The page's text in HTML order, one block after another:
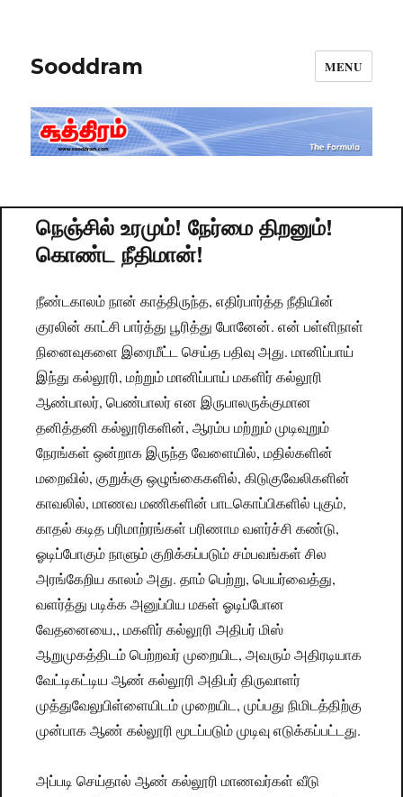
Sooddram MENU
நெஞ்சில் உரமும்! நேர்மை திறனும்!
கொண்ட நீதிமான்!
நீண்டகாலம் நான் காத்திருந்த, எதிர்பார்த்த நீதியின்
குரலின் காட்சி பார்த்து பூரித்து போனேன். என் பள்ளிநாள்
நினைவுகளை இரைமீட்ட செய்த பதிவு அது. மானிப்பாய்
இந்து கல்லூரி, மற்றும் மானிப்பாய் மகளிர் கல்லூரி
ஆண்பாலர், பெண்பாலர் என இருபாலருக்குமான
தனித்தனி கல்லூரிகளின், ஆரம்ப மற்றும் முடிவுறும்
நேரங்கள் ஒன்றாக இருந்த வேளையில், மதில்களின்
மறைவில், குறுக்கு ஒழுங்கைகளில், கிடுகுவேலிகளின்
காவலில், மாணவ மணிகளின் பாடகொப்பிகளில் புகும்,
காதல் கடித பரிமாற்ரங்கள் பரிணாம வளர்ச்சி கண்டு,
ஓடிப்போகும் நாளும் குறிக்கப்படும் சம்பவங்கள் சில
அரங்கேறிய காலம் அது. தாம் பெற்று, பெயர்வைத்து,
வளர்த்து படிக்க அனுப்பிய மகள் ஓடிப்போன
வேதனையை,, மகளிர் கல்லூரி அதிபர் மிஸ்
ஆறுமுகத்திடம் பெற்றவர் முறையிட, அவரும் அதிரடியாக
வேட்டிகட்டிய ஆண் கல்லூரி அதிபர் திருவாளர்
முத்துவேலுபிள்ளையிடம் முறையிட, முப்பது நிமிடத்திற்கு
முன்பாக ஆண் கல்லூரி மூடப்படும் முடிவு எடுக்கப்பட்டது.
அப்படி செய்தால் ஆண் கல்லூரி மாணவர்கள் வீடு